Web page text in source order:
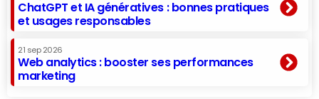
ChatGPT et IA génératives : bonnes pratiques
et usages responsables
21 sep 2026
Web analytics : booster ses performances
marketing